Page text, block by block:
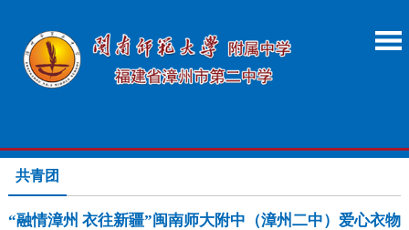
共青团
“融情漳州 衣往新疆”闽南师大附中（漳州二中）爱心衣物